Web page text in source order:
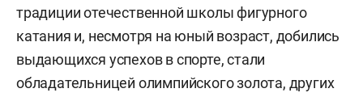
традиции отечественной школы фигурного
катания и, несмотря на юный возраст, добились
выдающихся успехов в спорте, стали
обладательницей олимпийского золота, других